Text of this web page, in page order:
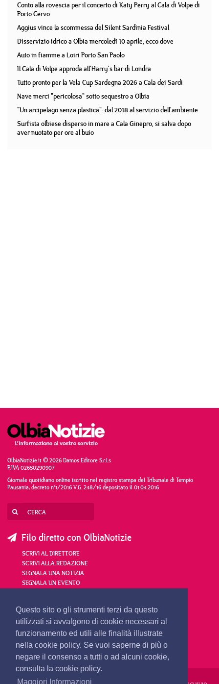
Questo sito o gli strumenti terzi da questo
utilizzati si avvalgono di cookie necessari al
funzionamento ed utili alle finalità illustrate
nella cookie policy. Se vuoi saperne di più o
negare il consenso a tutti o ad alcuni cookie,
consulta la cookie policy.
Maggiori Informazioni
Conto alla rovescia per il concerto di Katy Perry al Cala di Volpe di
Porto Cervo
Aggius vince la scommessa del Silent Sardinia Festival
Disservizio idrico a Olbia mercoledì 10 aprile, ecco dove
Auto in fiamme a Loiri Porto San Paolo
Il Cala di Volpe approda all'Harry's bar di Londra
Tutto pronto per la Vela Cup Sardegna 2026 a Cala dei Sardi
Nave merci "pericolosa" sotto sequestro a Olbia
"Un arcipelago senza plastica": dal 2018 al servizio dell'ambiente
Surfista olbiese disperso in mare a Cala Ginepro, si salva dopo
aver nuotato per ore al buio
OlbiaNotizie.it © 2026 Damos Editore S.r.l.s
P.IVA 02650290907
Giornale quotidiano online iscritto nel registro stampa del Tribunale di Tempio
Pausania, decreto n°1/2016 V.G. 248/16 depositato il 01.04.2016
Filo diretto con OlbiaNotizie
SCRIVI AL DIRETTORE
SCRIVI ALLA REDAZIONE
SEGNALA UNA NOTIZIA
SEGNALA UN EVENTO
redazione@olbianotizie.it